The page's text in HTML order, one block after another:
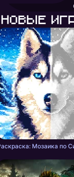
Новые
Мозаика по